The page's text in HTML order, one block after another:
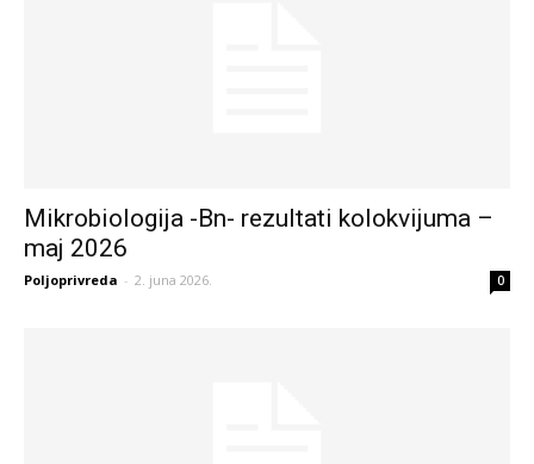
Mikrobiologija -Bn- rezultati kolokvijuma –
maj 2026
Poljoprivreda - 2. juna 2026. 0